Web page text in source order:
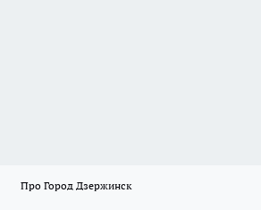
Про Город Дзержинск